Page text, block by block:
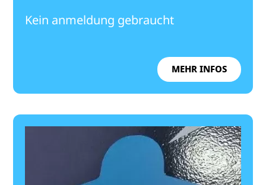
Kein anmeldung gebraucht
MEHR INFOS